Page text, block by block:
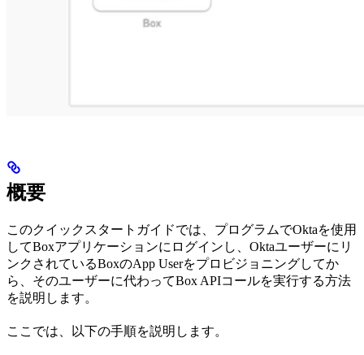
概要
このクイックスタートガイドでは、プログラムでOktaを使用
してBoxアプリケーションにログインし、Oktaユーザーにリ
ンクされているBoxのApp Userをプロビジョニングしてか
ら、そのユーザーに代わってBox APIコールを実行する方法
を説明します。
ここでは、以下の手順を説明します。